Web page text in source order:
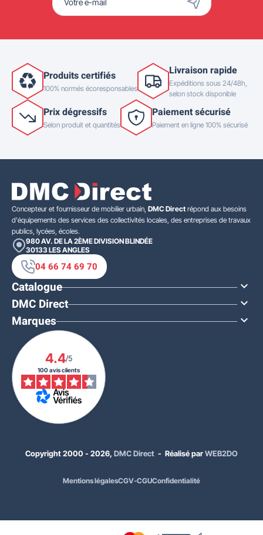
Produits certifiés
100% normés écoresponsables
Livraison rapide
Expéditions sous 24/48h,
selon stock disponible
Prix dégressifs
Selon produit et quantités
Paiement sécurisé
Paiement en ligne 100% sécurisé
Concepteur et fournisseur de mobilier urbain, DMC Direct répond aux besoins
d'équipements des services des collectivités locales, des entreprises de travaux
publics, lycées, écoles.
980 AV. DE LA 2ÈME DIVISION BLINDÉE
30133 LES ANGLES
04 66 74 69 70
Catalogue 
DMC Direct 
Marques 
4.4/5
100 avis clients
Copyright 2000 - 2026, DMC Direct - Réalisé parWEB2DO
Mentions légalesCGV-CGUConfidentialité